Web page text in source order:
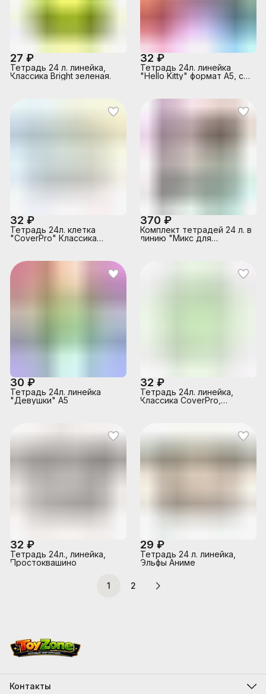
27 ₽
Тетрадь 24 л. линейка,
Классика Bright зеленая.
32 ₽
Тетрадь 24л. линейка
"Hello Kitty" формат А5, с
32 ₽
Тетрадь 24л. клетка
"CoverPrо" Классика
370 ₽
Комплект тетрадей 24 л. в
линию "Микс для
30 ₽
Тетрадь 24л. линейка
"Девушки" А5
32 ₽
Тетрадь 24л. линейка,
Классика CoverPrо,
32 ₽
Тетрадь 24л., линейка,
Простоквашино
29 ₽
Тетрадь 24 л. линейка,
Эльфы Аниме
1 2
Контакты